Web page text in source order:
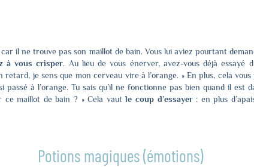
il ne trouve pas son maillot de bain. Vous lui aviez pourtant
à vous crisper. Au lieu de vous énerver, avez-vous déjà essayé
je sens que mon cerveau vire à l’orange. » En plus, cela
passé à l’orange. Tu sais qu’il ne fonctionne pas bien quand il
maillot de bain ? » Cela vautle coup d’essayer: en plus
Potions magiques (émotions)